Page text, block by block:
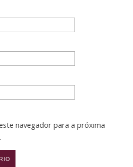
navegador para a próxima